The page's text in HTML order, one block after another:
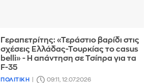
Γεραπετρίτης: «Τεράστιο βαρίδι στις
σχέσεις Ελλάδας-Τουρκίας το casus
belli» - Η απάντηση σε Τσίπρα για τα
F-35
ΠΟΛΙΤΙΚΗ 09:11, 12.07.2026